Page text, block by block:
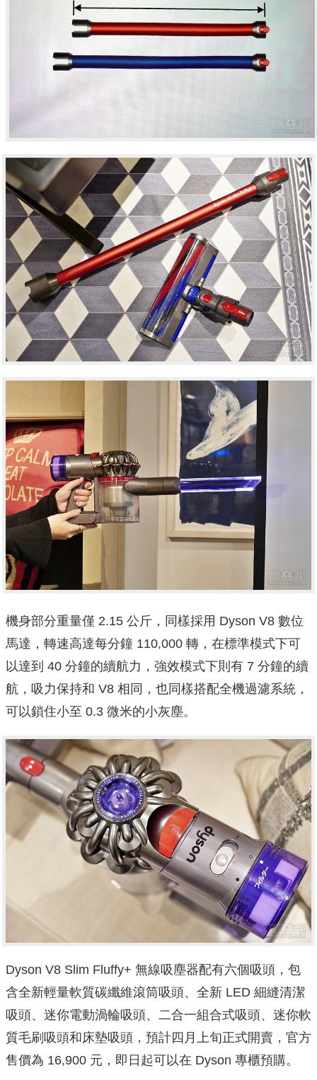
機身部分重量僅 2.15 公斤，同樣採用 Dyson V8 數位
馬達，轉速高達每分鐘 110,000 轉，在標準模式下可
以達到 40 分鐘的續航力，強效模式下則有 7 分鐘的續
航，吸力保持和 V8 相同，也同樣搭配全機過濾系統，
可以鎖住小至 0.3 微米的小灰塵。
Dyson V8 Slim Fluffy+ 無線吸塵器配有六個吸頭，包
含全新輕量軟質碳纖維滾筒吸頭、全新 LED 細縫清潔
吸頭、迷你電動渦輪吸頭、二合一組合式吸頭、迷你軟
質毛刷吸頭和床墊吸頭，預計四月上旬正式開賣，官方
售價為 16,900 元，即日起可以在 Dyson 專櫃預購。